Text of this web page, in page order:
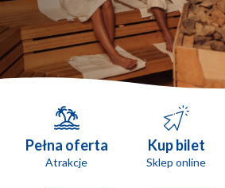
Pełna oferta
Atrakcje
Kup bilet
Sklep online